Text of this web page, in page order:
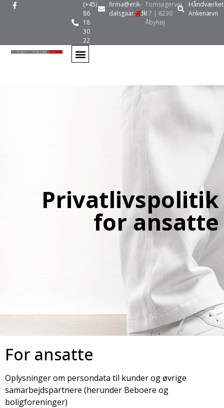
(+45)
86
18
30
22
firma@erik-
dalsgaard.dk
Tomsagervej
17 | 8230
Åbyhøj
Ankenævn
Privatlivspolitik
for ansatte
For ansatte
Oplysninger om persondata til kunder og øvrige
samarbejdspartnere (herunder Beboere og
boligforeninger)